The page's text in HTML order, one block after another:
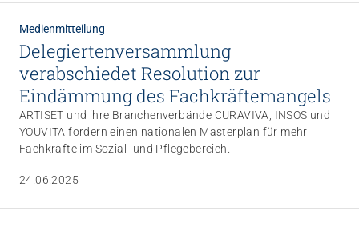
Behindertenpolitik lässt sich nur in Ansätzen ausmachen.
Nachbesserungen sind deshalb zwingend. ARTISET und ihr
Branchenverband INSOS werden sich in ihrer Stellungnahme
kritisch zu den Vorschlägen des Bundesrats äussern.
Medienmitteilung
Delegiertenversammlung
verabschiedet Resolution zur
Eindämmung des Fachkräftemangels
ARTISET und ihre Branchenverbände CURAVIVA, INSOS und
YOUVITA fordern einen nationalen Masterplan für mehr
Fachkräfte im Sozial- und Pflegebereich.
24.06.2025